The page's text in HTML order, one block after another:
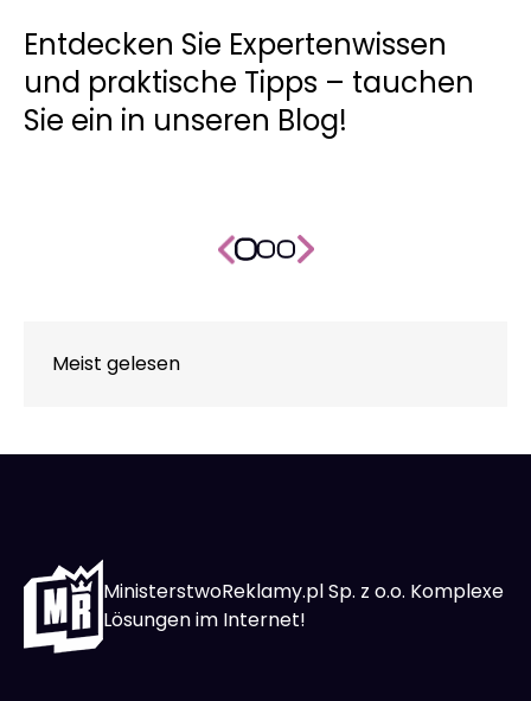
Entdecken Sie Expertenwissen
und praktische Tipps – tauchen
Sie ein in unseren Blog!
Meist gelesen
MinisterstwoReklamy.pl Sp. z o.o. Komplexe
Lösungen im Internet!